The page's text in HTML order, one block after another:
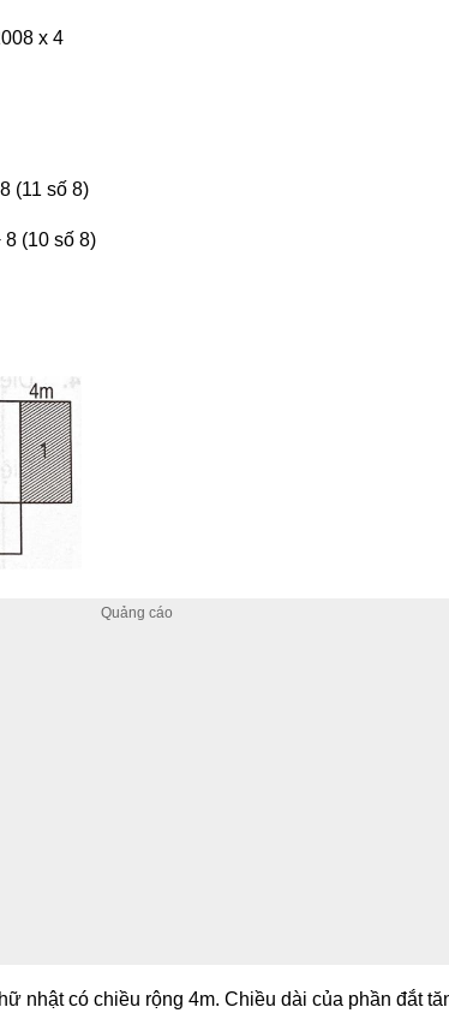
x 4
(11 số 8)
8 (10 số 8)
nhật có chiều rộng 4m. Chiều dài của phần đắt